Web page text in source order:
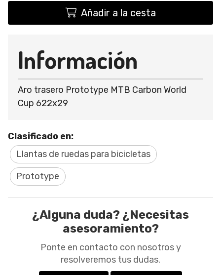
Añadir a la cesta
Información
Aro trasero Prototype MTB Carbon World
Cup 622x29
Clasificado en:
Llantas de ruedas para bicicletas
Prototype
¿Alguna duda? ¿Necesitas
asesoramiento?
Ponte en contacto con nosotros y
resolveremos tus dudas.